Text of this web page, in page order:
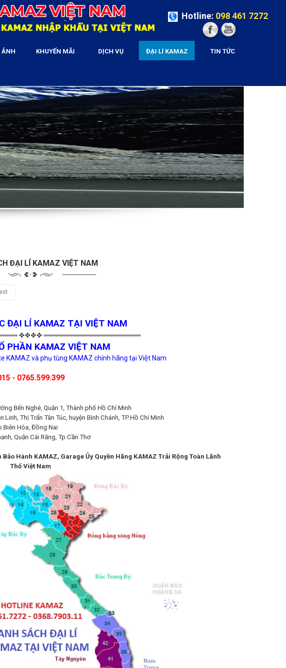
Hotline: 098 461 7272
ẢNH KHUYẾN MÃI DỊCH VỤ ĐẠI LÍ KAMAZ TIN TỨC
ĐẠI LÍ KAMAZ VIỆT NAM
ĐẠI LÍ KAMAZ TẠI VIỆT NAM
✥✥✥✥ ════════════════════
PHẦN KAMAZ VIỆT NAM
KAMAZ và phụ tùng KAMAZ chính hãng tại Việt Nam
- 0765.599.399
Bến Nghé, Quận 1, Thành phố Hồ Chí Minh
Linh, Thị Trấn Tân Túc, huyện Bình Chánh, TP.Hồ Chí Minh
Hòa, Đồng Nai
Quận Cái Răng, Tp.Cần Thơ
Hành KAMAZ, Garage Ủy Quyền Hãng KAMAZ Trải Rộng Toàn Lãnh
Thổ Việt Nam